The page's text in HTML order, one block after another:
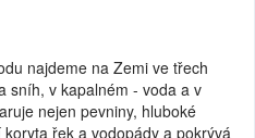
najdeme na Zemi ve třech
sníh, v kapalném - voda a v
nejen pevniny, hluboké
řek a vodopády a pokrývá